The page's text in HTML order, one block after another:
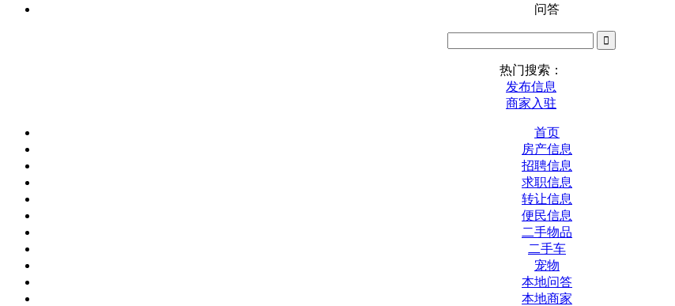
问答
热门搜索：
发布信息
商家入驻
首页
房产信息
招聘信息
求职信息
转让信息
便民信息
二手物品
二手车
宠物
本地问答
本地商家